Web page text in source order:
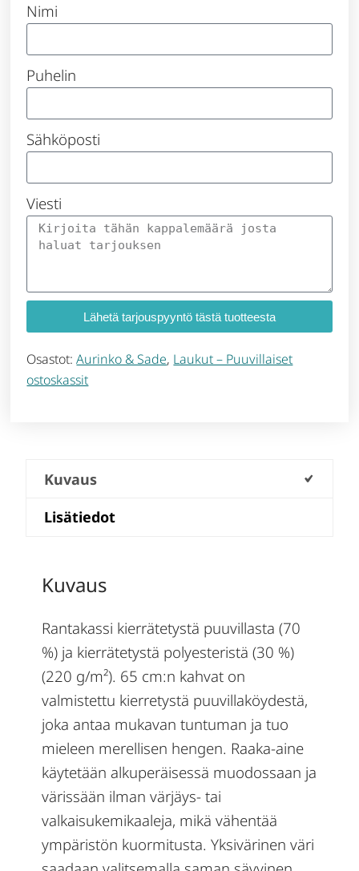
Nimi
Puhelin
Sähköposti
Viesti
Lähetä tarjouspyyntö tästä tuotteesta
Osastot:Aurinko & Sade, Laukut – Puuvillaiset
ostoskassit
Kuvaus
Lisätiedot
Kuvaus
Rantakassi kierrätetystä puuvillasta (70
%) ja kierrätetystä polyesteristä (30 %)
(220 g/m²). 65 cm:n kahvat on
valmistettu kierretystä puuvillaköydestä,
joka antaa mukavan tuntuman ja tuo
mieleen merellisen hengen. Raaka-aine
käytetään alkuperäisessä muodossaan ja
värissään ilman värjäys- tai
valkaisukemikaaleja, mikä vähentää
ympäristön kuormitusta. Yksivärinen väri